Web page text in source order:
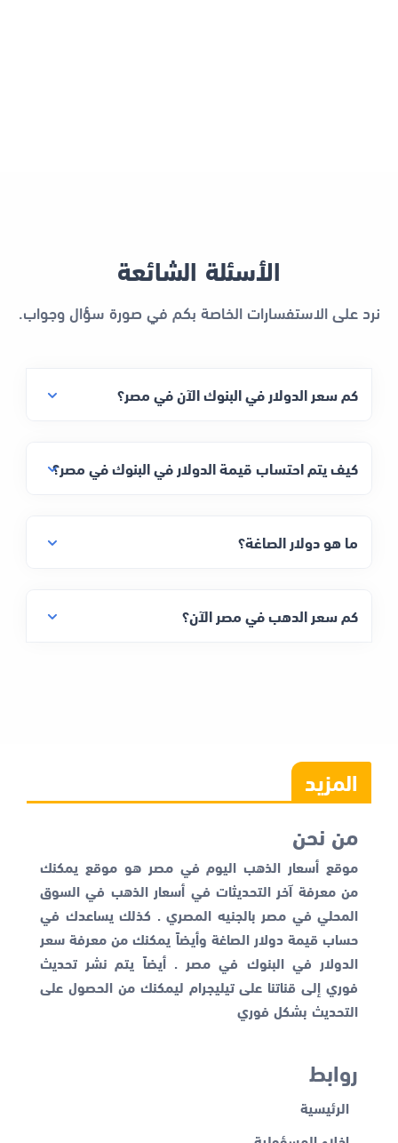
الأسئلة الشائعة
نرد على الاستفسارات الخاصة بكم في صورة سؤال وجواب.
كم سعر الدولار في البنوك الآن في مصر؟
كيف يتم احتساب قيمة الدولار في البنوك في مصر؟
ما هو دولار الصاغة؟
كم سعر الدهب في مصر الآن؟
المزيد
من نحن
موقع أسعار الذهب اليوم في مصر هو موقع يمكنك
من معرفة آخر التحديثات في أسعار الذهب في السوق
المحلي في مصر بالجنيه المصري . كذلك يساعدك في
حساب قيمة دولار الصاغة وأيضاً يمكنك من معرفة سعر
الدولار في البنوك في مصر . أيضاً يتم نشر تحديث
فوري إلى قناتنا على تيليجرام ليمكنك من الحصول على
التحديث بشكل فوري
روابط
الرئيسية